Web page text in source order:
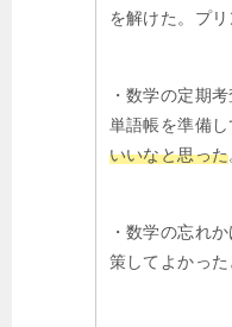
を解けた。プリ
・数学の定期
単語帳を準備し
いいなと思った
・数学の忘れ
策してよかった